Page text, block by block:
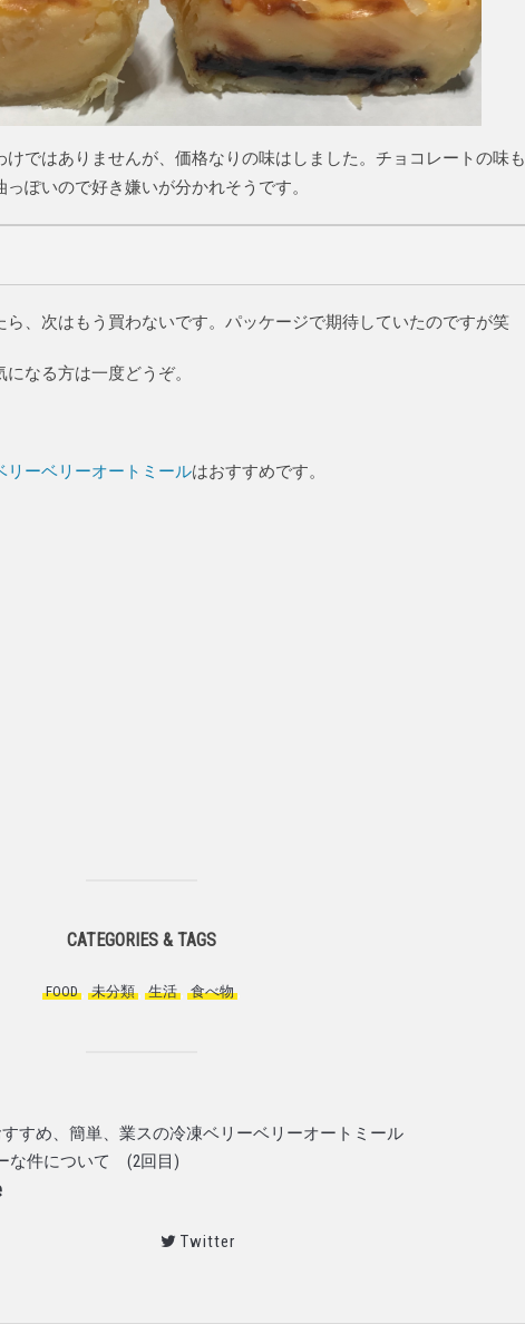
ではありませんが、価格なりの味はしました。チョコレートの味も
ぽいので好き嫌いが分かれそうです。
、次はもう買わないです。パッケージで期待していたのですが笑
なる方は一度どうぞ。
リーベリーオートミールはおすすめです。
CATEGORIES & TAGS
FOOD 未分類 生活 食べ物
すめ、簡単、業スの冷凍ベリーベリーオートミール
ーな件について (2回目)
Twitter